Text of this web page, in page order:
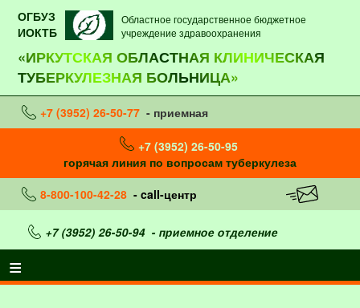
ОГБУЗ
ИОКТБ
Областное государственное бюджетное
учреждение здравоохранения
«ИРКУТСКАЯ ОБЛАСТНАЯ КЛИНИЧЕСКАЯ
ТУБЕРКУЛЕЗНАЯ БОЛЬНИЦА»
+7 (3952) 26-50-77 - приемная
+7 (3952) 26-50-95
горячая линия по вопросам туберкулеза
8-800-100-42-28 - call-центр
+7 (3952) 26-50-94- приемное отделение